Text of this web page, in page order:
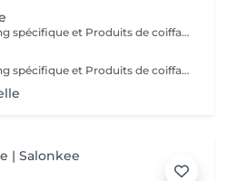
Diagnostique, Shampooing spécifique et Produits de coiffage inclus.
Diagnostique, Shampooing spécifique et Produits de coiffage inclus.